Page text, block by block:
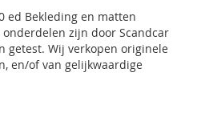
ed Bekleding en matten
zijn door Scandcar
getest. Wij verkopen originele
en/of van gelijkwaardige